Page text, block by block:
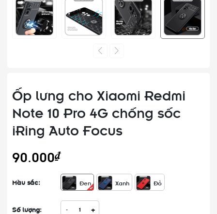
Ốp lưng cho Xiaomi Redmi
Note 10 Pro 4G chống sốc
iRing Auto Focus
90.000₫
Màu sắc: Đen Xanh Đỏ
Số lượng: - +